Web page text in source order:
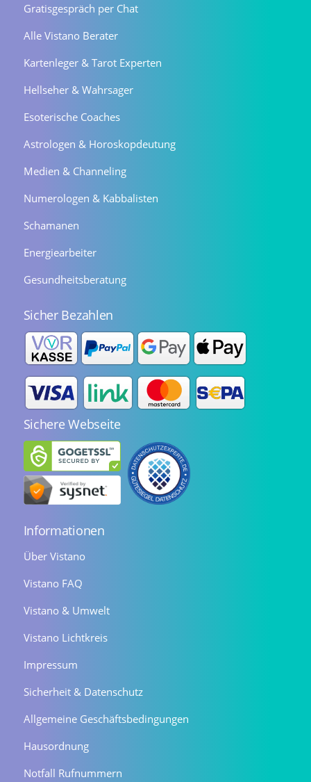
Gratisgespräch per Chat
Alle Vistano Berater
Kartenleger & Tarot Experten
Hellseher & Wahrsager
Esoterische Coaches
Astrologen & Horoskopdeutung
Medien & Channeling
Numerologen & Kabbalisten
Schamanen
Energiearbeiter
Gesundheitsberatung
Sicher Bezahlen
Sichere Webseite
Informationen
Über Vistano
Vistano FAQ
Vistano & Umwelt
Vistano Lichtkreis
Impressum
Sicherheit & Datenschutz
Allgemeine Geschäftsbedingungen
Hausordnung
Notfall Rufnummern